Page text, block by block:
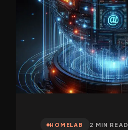
HOMELAB 2 MIN READ